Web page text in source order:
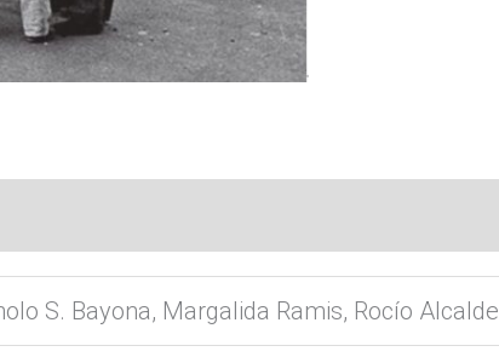
S. Bayona, Margalida Ramis, Rocío Alcalde